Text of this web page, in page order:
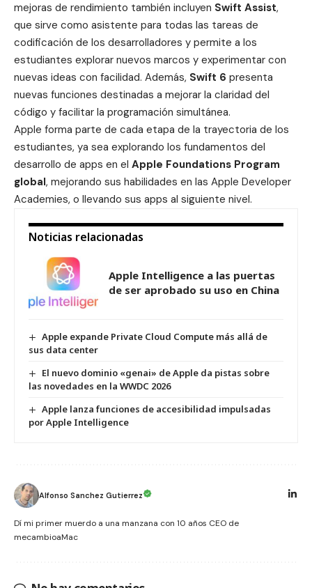
mejoras de rendimiento también incluyen Swift Assist,
que sirve como asistente para todas las tareas de
codificación de los desarrolladores y permite a los
estudiantes explorar nuevos marcos y experimentar con
nuevas ideas con facilidad. Además, Swift 6 presenta
nuevas funciones destinadas a mejorar la claridad del
código y facilitar la programación simultánea.
Apple forma parte de cada etapa de la trayectoria de los
estudiantes, ya sea explorando los fundamentos del
desarrollo de apps en el Apple Foundations Program
global, mejorando sus habilidades en las Apple Developer
Academies, o llevando sus apps al siguiente nivel.
Noticias relacionadas
Apple Intelligence a las puertas
de ser aprobado su uso en China
Apple expande Private Cloud Compute más allá de
sus data center
El nuevo dominio «genai» de Apple da pistas sobre
las novedades en la WWDC 2026
Apple lanza funciones de accesibilidad impulsadas
por Apple Intelligence
Alfonso Sanchez Gutierrez
Dí mi primer muerdo a una manzana con 10 años CEO de
mecambioaMac